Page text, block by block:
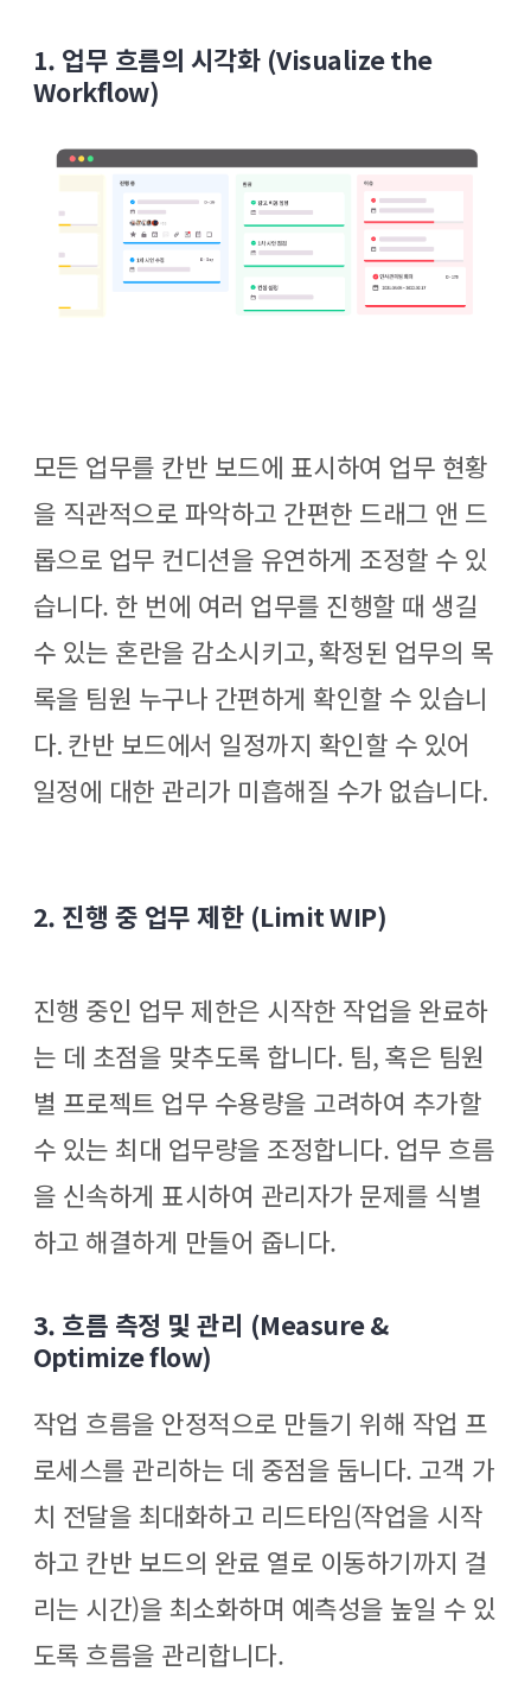
1. 업무 흐름의 시각화 (Visualize the
Workflow)
모든 업무를 칸반 보드에 표시하여 업무 현황
을 직관적으로 파악하고 간편한 드래그 앤 드
롭으로 업무 컨디션을 유연하게 조정할 수 있
습니다. 한 번에 여러 업무를 진행할 때 생길
수 있는 혼란을 감소시키고,확정된 업무의 목
록을 팀원 누구나 간편하게 확인할 수 있습니
다.칸반 보드에서 일정까지 확인할 수 있어
일정에 대한 관리가 미흡해질 수가 없습니다.
2. 진행 중 업무 제한 (Limit WIP)
진행 중인 업무 제한은 시작한 작업을 완료하
는 데 초점을 맞추도록 합니다. 팀, 혹은 팀원
별 프로젝트 업무 수용량을 고려하여 추가할
수 있는 최대 업무량을 조정합니다. 업무 흐름
을 신속하게 표시하여 관리자가 문제를 식별
하고 해결하게 만들어 줍니다.
3. 흐름 측정 및 관리 (Measure &
Optimize flow)
작업 흐름을 안정적으로 만들기 위해 작업 프
로세스를 관리하는 데 중점을 둡니다. 고객 가
치 전달을 최대화하고 리드타임(작업을 시작
하고 칸반 보드의 완료 열로 이동하기까지 걸
리는 시간)을 최소화하며 예측성을 높일 수 있
도록 흐름을 관리합니다.